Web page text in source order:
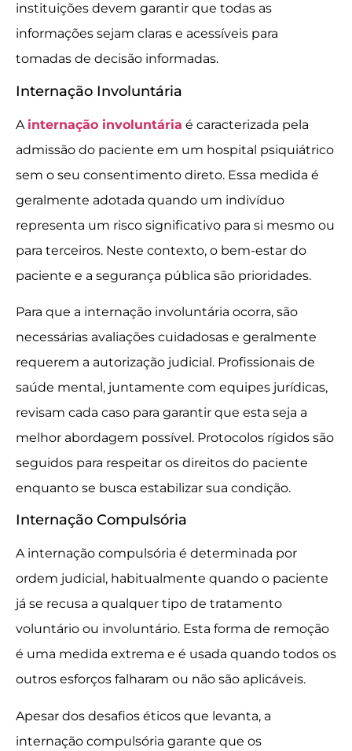
instituições devem garantir que todas as
informações sejam claras e acessíveis para
tomadas de decisão informadas.
Internação Involuntária
A internação involuntária é caracterizada pela
admissão do paciente em um hospital psiquiátrico
sem o seu consentimento direto. Essa medida é
geralmente adotada quando um indivíduo
representa um risco significativo para si mesmo ou
para terceiros. Neste contexto, o bem-estar do
paciente e a segurança pública são prioridades.
Para que a internação involuntária ocorra, são
necessárias avaliações cuidadosas e geralmente
requerem a autorização judicial. Profissionais de
saúde mental, juntamente com equipes jurídicas,
revisam cada caso para garantir que esta seja a
melhor abordagem possível. Protocolos rígidos são
seguidos para respeitar os direitos do paciente
enquanto se busca estabilizar sua condição.
Internação Compulsória
A internação compulsória é determinada por
ordem judicial, habitualmente quando o paciente
já se recusa a qualquer tipo de tratamento
voluntário ou involuntário. Esta forma de remoção
é uma medida extrema e é usada quando todos os
outros esforços falharam ou não são aplicáveis.
Apesar dos desafios éticos que levanta, a
internação compulsória garante que os